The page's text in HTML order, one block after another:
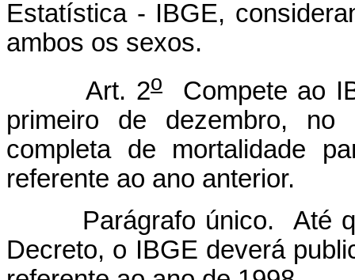
Estatística - IBGE,
ambos os sexos.
Art. 2o
Compete ao
primeiro de dezembro,
completa de mortalidade
referente ao ano anterior.
Parágrafo único. Até
Decreto, o IBGE deverá